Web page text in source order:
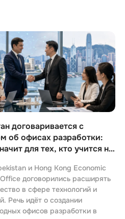
договаривается с
об офисах разработки:
для тех, кто учится на
и Hong Kong Economic
договорились расширять
в сфере технологий и
Речь идёт о создании
офисов разработки в
OpenStack
Oracle SQL
P
PHP-разработка
Pascal
Perl
PostgreSQL
Postman
Powershell
Prometheus